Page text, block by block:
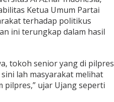
Ketua Umum Partai
terhadap politikus
ini terungkap dalam hasil
tokoh senior yang di pilpres
lah masyarakat melihat
pilpres,” ujar Ujang seperti